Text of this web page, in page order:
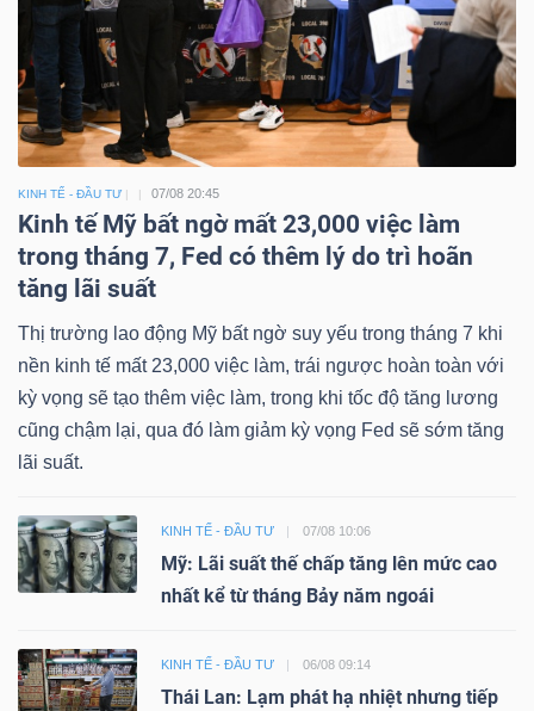
KINH TẾ - ĐẦU TƯ 07/08 20:45
Kinh tế Mỹ bất ngờ mất 23,000 việc làm
trong tháng 7, Fed có thêm lý do trì hoãn
tăng lãi suất
Thị trường lao động Mỹ bất ngờ suy yếu trong tháng 7 khi
nền kinh tế mất 23,000 việc làm, trái ngược hoàn toàn với
kỳ vọng sẽ tạo thêm việc làm, trong khi tốc độ tăng lương
cũng chậm lại, qua đó làm giảm kỳ vọng Fed sẽ sớm tăng
lãi suất.
KINH TẾ - ĐẦU TƯ 07/08 10:06
Mỹ: Lãi suất thế chấp tăng lên mức cao
nhất kể từ tháng Bảy năm ngoái
KINH TẾ - ĐẦU TƯ 06/08 09:14
Thái Lan: Lạm phát hạ nhiệt nhưng tiếp